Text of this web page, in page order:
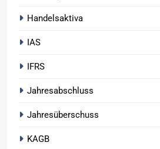
Handelsaktiva
IAS
IFRS
Jahresabschluss
Jahresüberschuss
KAGB